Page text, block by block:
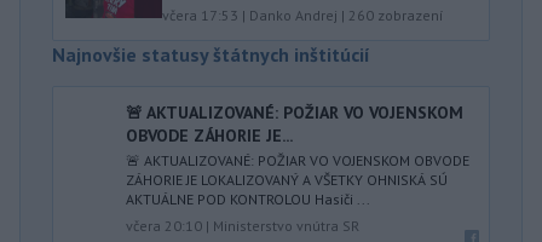
včera 17:53 | Danko Andrej | 260 zobrazení
Najnovšie statusy štátnych inštitúcií
🚨 AKTUALIZOVANÉ: POŽIAR VO VOJENSKOM
OBVODE ZÁHORIE JE...
🚨 AKTUALIZOVANÉ: POŽIAR VO VOJENSKOM OBVODE
ZÁHORIE JE LOKALIZOVANÝ A VŠETKY OHNISKÁ SÚ
AKTUÁLNE POD KONTROLOU Hasiči ...
včera 20:10 | Ministerstvo vnútra SR